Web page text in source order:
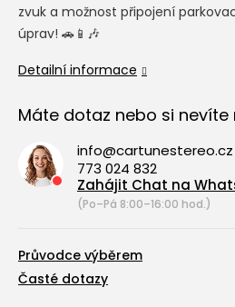
zvuk a možnost připojení
úprav! 🚗📱🎶
Detailní informace
Máte dotaz nebo si
info@cartunestereo.cz
773 024 832
Zahájit Chat na
(Po–Pá 8:00–16:00 hod.)
Průvodce výběrem
Časté dotazy